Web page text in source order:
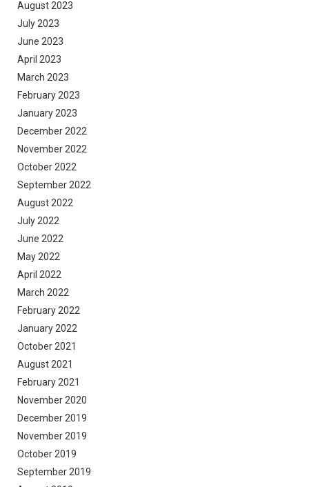
August 2023
July 2023
June 2023
April 2023
March 2023
February 2023
January 2023
December 2022
November 2022
October 2022
September 2022
August 2022
July 2022
June 2022
May 2022
April 2022
March 2022
February 2022
January 2022
October 2021
August 2021
February 2021
November 2020
December 2019
November 2019
October 2019
September 2019